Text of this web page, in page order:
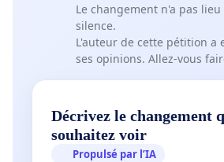
Le changement n'a pas
silence.
L'auteur de cette pétition a
ses opinions. Allez-vous
Décrivez le changement
souhaitez voir
Propulsé par l’IA